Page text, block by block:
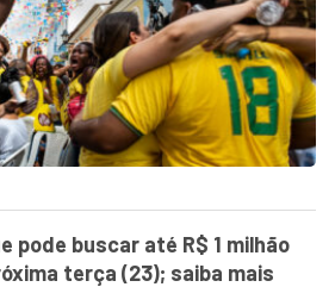
pode buscar até R$ 1 milhão
terça (23); saiba mais